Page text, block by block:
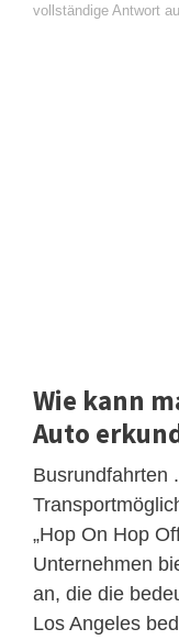
vollständige Antwort
Wie kann
Auto
Busrundfahrten
„Hop On Hop
Unternehmen
an, die die
Los Angeles